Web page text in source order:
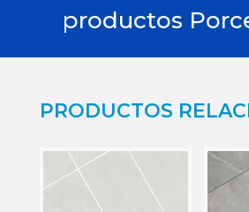
productos
PRODUCTOS